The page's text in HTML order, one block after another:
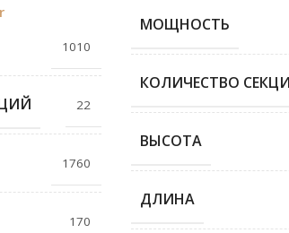
1010
22
1760
170
МОЩНОСТЬ
КОЛИЧЕСТВО
ВЫСОТА
ДЛИНА